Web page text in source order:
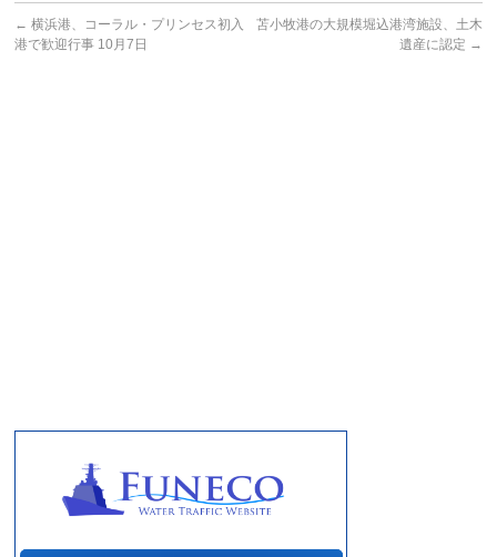
← 横浜港、コーラル・プリンセス初入
港で歓迎行事 10月7日
苫小牧港の大規模堀込港湾施設、土木
遺産に認定 →